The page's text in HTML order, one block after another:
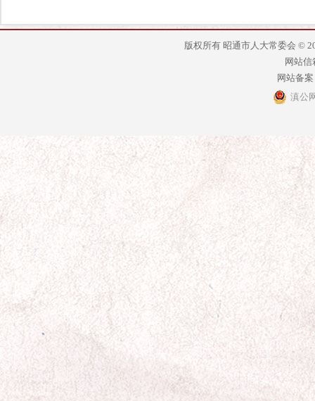
版权所有 昭通市人大常委会 ©
网站信
网站备
滇公